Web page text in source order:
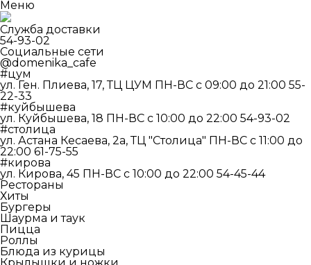
Меню
Служба доставки
54-93-02
Социальные сети
@domenika_cafe
#цум
ул. Ген. Плиева, 17, ТЦ ЦУМ ПН-ВС c 09:00 до 21:00 55-
22-33
#куйбышева
ул. Куйбышева, 18 ПН-ВС c 10:00 до 22:00 54-93-02
#столица
ул. Астана Кесаева, 2а, ТЦ "Столица" ПН-ВС c 11:00 до
22:00 61-75-55
#кирова
ул. Кирова, 45 ПН-ВС c 10:00 до 22:00 54-45-44
Рестораны
Хиты
Бургеры
Шаурма и таук
Пицца
Роллы
Блюда из курицы